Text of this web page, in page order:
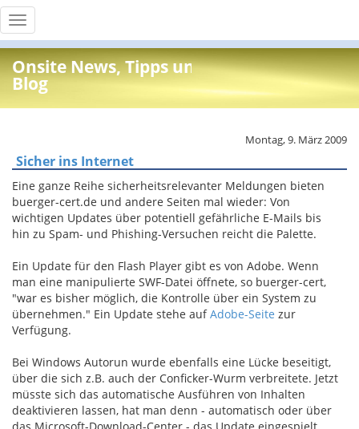
Toggle
navigation
Onsite News, Tipps und Info
Blog
Montag, 9. März 2009
Sicher ins Internet
Eine ganze Reihe sicherheitsrelevanter Meldungen bieten
buerger-cert.de und andere Seiten mal wieder: Von
wichtigen Updates über potentiell gefährliche E-Mails bis
hin zu Spam- und Phishing-Versuchen reicht die Palette.
Ein Update für den Flash Player gibt es von Adobe. Wenn
man eine manipulierte SWF-Datei öffnete, so buerger-cert,
"war es bisher möglich, die Kontrolle über ein System zu
übernehmen." Ein Update stehe aufAdobe-Seite zur
Verfügung.
Bei Windows Autorun wurde ebenfalls eine Lücke beseitigt,
über die sich z.B. auch der Conficker-Wurm verbreitete. Jetzt
müsste sich das automatische Ausführen von Inhalten
deaktivieren lassen, hat man denn - automatisch oder über